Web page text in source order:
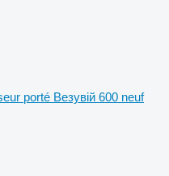
porté Везувій 600 neuf